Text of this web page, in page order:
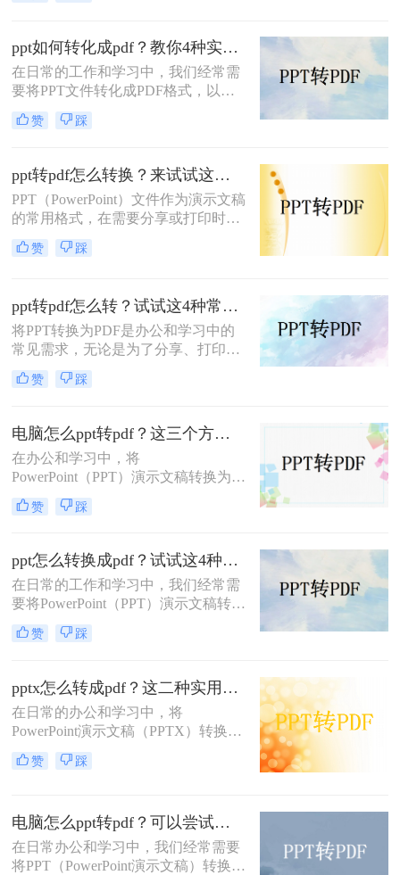
而广受欢迎。那么PPT如何转换成
PDF呢？本文将介绍三种将PPT转换
成PDF的方法。
ppt如何转化成pdf？教你4种实用转换方法!
在日常的工作和学习中，我们经常需
要将PPT文件转化成PDF格式，以便
更好地进行分享、打印或存档。那么
PPT如何转化成PDF呢？本文将介绍
赞 踩
ppt转pdf怎么转换？来试试这三种常用转换方法！
PPT（PowerPoint）文件作为演示文稿
的常用格式，在需要分享或打印时，
转换为PDF（Portable Document
Format）格式可以确保其内容的完整
换为PDF的方法。
赞 踩
ppt转pdf怎么转？试试这4种常用方法！
将PPT转换为PDF是办公和学习中的
常见需求，无论是为了分享、打印还
是确保格式兼容性。那么ppt转pdf怎
么转呢？本文将介绍多种实用方法，
赞 踩
电脑怎么ppt转pdf？这三个方法可以了解下!
在办公和学习中，将
PowerPoint（PPT）演示文稿转换为
PDF格式是确保文件格式一致性及防
止内容被随意修改的有效手段。那么
更轻松地完成这一任务，本文将详细
介绍三种不同的PPT转PDF方法。
赞 踩
ppt怎么转换成pdf？试试这4种转换方法！
在日常的工作和学习中，我们经常需
要将PowerPoint（PPT）演示文稿转换
为PDF格式。PDF文件因其跨平台兼
容性、格式稳定性和便于分享的特
示的首选格式。无论是为了在线分
享、打印成册还是确保演示内容的格
式一致性，将PPT转换为PDF都是一
个明智的选择。那么ppt怎么转换成
pdf呢？本文将详细介绍几种将PPT转
换成PDF的方法，帮助您轻松完成这
赞 踩
pptx怎么转成pdf？这二种实用方法轻松解决！
在日常的办公和学习中，将
PowerPoint演示文稿（PPTX）转换为
PDF格式是一项常见且重要的任务。
PDF格式因其良好的跨平台兼容性、
件格式。本文将详细介绍pptx怎么转
成pdf的多种方法。
赞 踩
电脑怎么ppt转pdf？可以尝试一下这3个转换方法！
在日常办公和学习中，我们经常需要
将PPT（PowerPoint演示文稿）转换为